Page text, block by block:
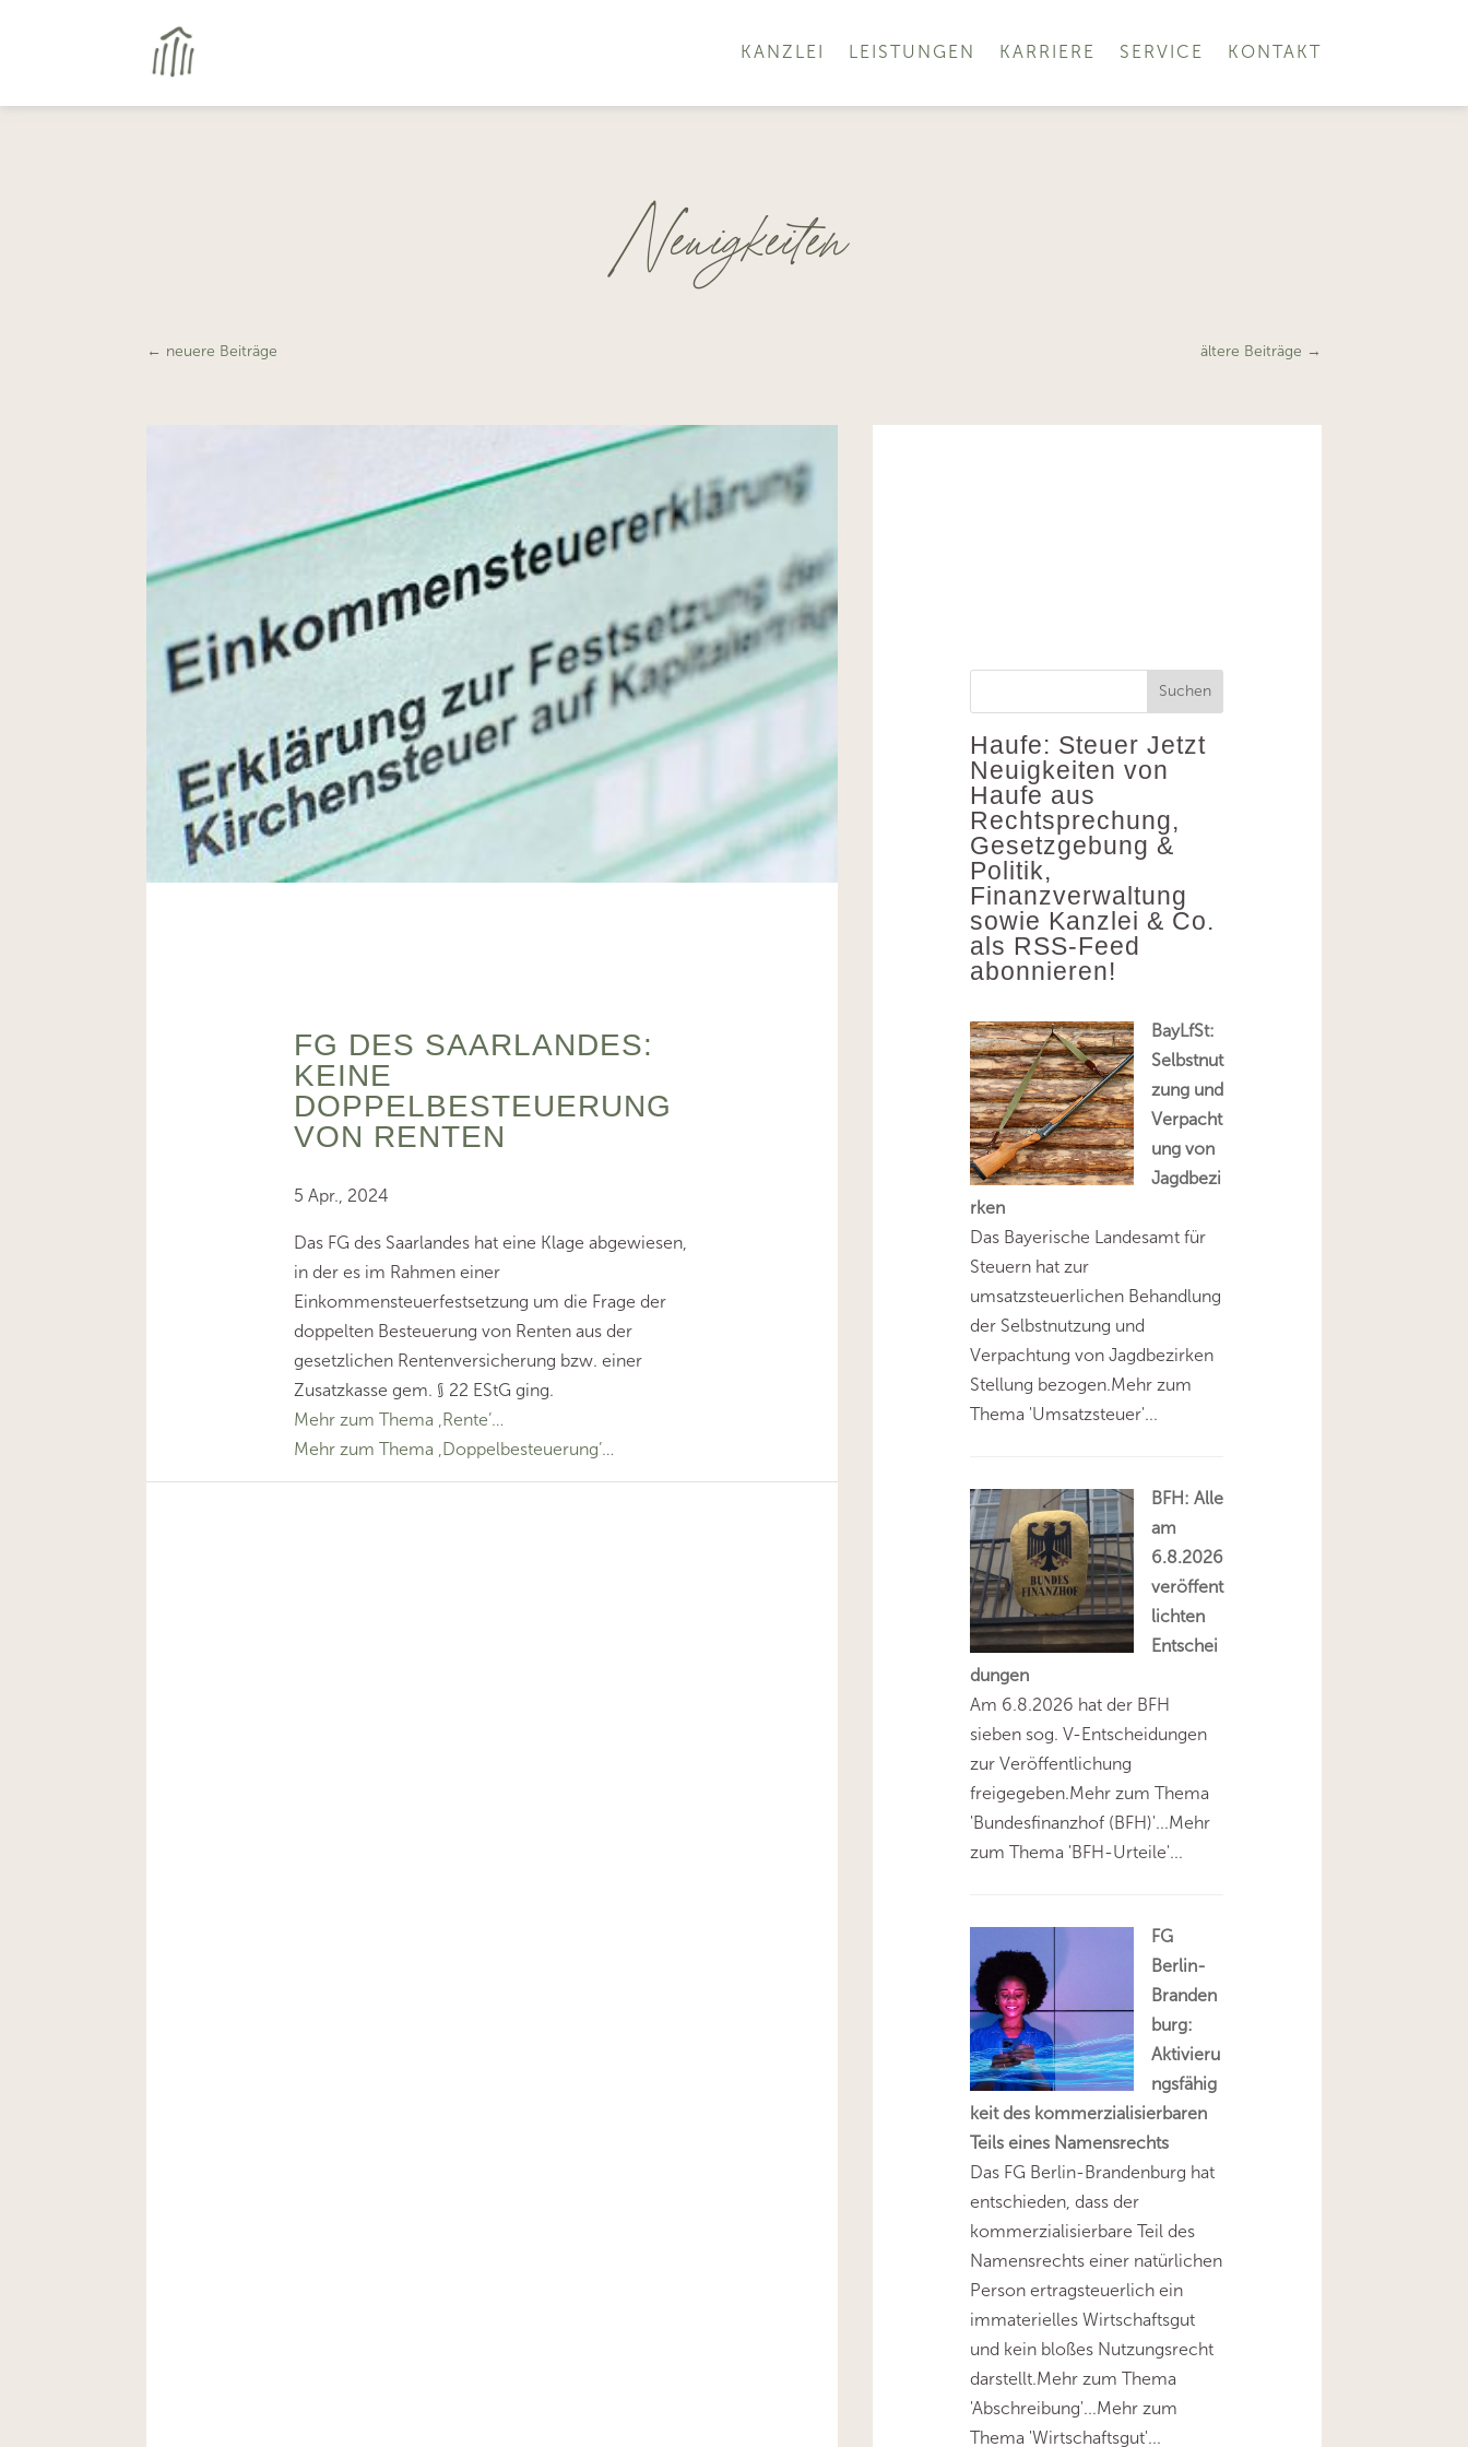
KANZLEI LEISTUNGEN KARRIERE SERVICE KONTAKT
Neuigkeiten
← neuere Beiträge ältere Beiträge →
FG DES SAARLANDES:
KEINE
DOPPELBESTEUERUNG
VON RENTEN
5 Apr., 2024
Das FG des Saarlandes hat eine Klage abgewiesen,
in der es im Rahmen einer
Einkommensteuerfestsetzung um die Frage der
doppelten Besteuerung von Renten aus der
gesetzlichen Rentenversicherung bzw. einer
Zusatzkasse gem. § 22 EStG ging.
Mehr zum Thema ‚Rente’…
Mehr zum Thema ‚Doppelbesteuerung’…
Suchen
Haufe: Steuer Jetzt
Neuigkeiten von
Haufe aus
Rechtsprechung,
Gesetzgebung &
Politik,
Finanzverwaltung
sowie Kanzlei & Co.
als RSS-Feed
abonnieren!
BayLfSt:
Selbstnut
zung und
Verpacht
ung von
Jagdbezi
rken
Das Bayerische Landesamt für
Steuern hat zur
umsatzsteuerlichen Behandlung
der Selbstnutzung und
Verpachtung von Jagdbezirken
Stellung bezogen.Mehr zum
Thema 'Umsatzsteuer'...
BFH: Alle
am
6.8.2026
veröffent
lichten
Entschei
dungen
Am 6.8.2026 hat der BFH
sieben sog. V-Entscheidungen
zur Veröffentlichung
freigegeben.Mehr zum Thema
'Bundesfinanzhof (BFH)'...Mehr
zum Thema 'BFH-Urteile'...
FG
Berlin-
Branden
burg:
Aktivieru
ngsfähig
keit des kommerzialisierbaren
Teils eines Namensrechts
Das FG Berlin-Brandenburg hat
entschieden, dass der
kommerzialisierbare Teil des
Namensrechts einer natürlichen
Person ertragsteuerlich ein
immaterielles Wirtschaftsgut
und kein bloßes Nutzungsrecht
darstellt.Mehr zum Thema
'Abschreibung'...Mehr zum
Thema 'Wirtschaftsgut'...